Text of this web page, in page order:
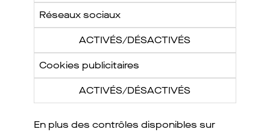
Réseaux sociaux
ACTIVÉS/DÉSACTIVÉS
Cookies publicitaires
ACTIVÉS/DÉSACTIVÉS
En plus des contrôles disponibles sur